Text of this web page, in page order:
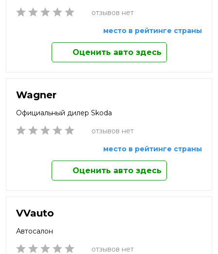
отзывов нет
место в рейтинге страны
Оценить авто здесь
Wagner
Официальный дилер Skoda
отзывов нет
место в рейтинге страны
Оценить авто здесь
VVauto
Автосалон
отзывов нет